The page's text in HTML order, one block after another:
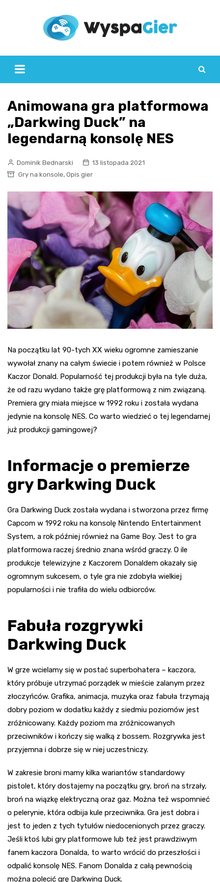
Animowana gra platformowa
„Darkwing Duck” na
legendarną konsolę NES
Dominik Bednarski
13 listopada 2021
Gry na konsole, Opis gier
Na początku lat 90-tych XX wieku ogromne zamieszanie
wywołał znany na całym świecie i potem również w Polsce
Kaczor Donald. Popularność tej produkcji była na tyle duża,
że od razu wydano także grę platformową z nim związaną.
Premiera gry miała miejsce w 1992 roku i została wydana
jedynie na konsolę NES. Co warto wiedzieć o tej legendarnej
już produkcji gamingowej?
Informacje o premierze
gry Darkwing Duck
Gra Darkwing Duck została wydana i stworzona przez firmę
Capcom w 1992 roku na konsolę Nintendo Entertainment
System, a rok później również na Game Boy. Jest to gra
platformowa raczej średnio znana wśród graczy. O ile
produkcje telewizyjne z Kaczorem Donaldem okazały się
ogromnym sukcesem, o tyle gra nie zdobyła wielkiej
popularności i nie trafiła do wielu odbiorców.
Fabuła rozgrywki
Darkwing Duck
W grze wcielamy się w postać superbohatera – kaczora,
który próbuje utrzymać porządek w mieście zalanym przez
złoczyńców. Grafika, animacja, muzyka oraz fabuła trzymają
dobry poziom w dodatku każdy z siedmiu poziomów jest
zróżnicowany. Każdy poziom ma zróżnicowanych
przeciwników i kończy się walką z bossem. Rozgrywka jest
przyjemna i dobrze się w niej uczestniczy.
W zakresie broni mamy kilka wariantów standardowy
pistolet, który dostajemy na początku gry, broń na strzały,
broń na wiązkę elektryczną oraz gaz. Można też wspomnieć
o pelerynie, która odbija kule przeciwnika. Gra jest dobra i
jest to jeden z tych tytułów niedocenionych przez graczy.
Jeśli ktoś lubi gry platformowe lub też jest prawdziwym
fanem kaczora Donalda, to warto wrócić do przeszłości i
odpalić konsolę NES. Fanom Donalda z całą pewnością
można polecić grę Darkwing Duck.